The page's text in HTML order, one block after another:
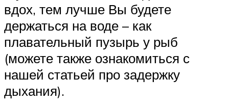
вдох, тем лучше Вы будете
держаться на воде – как
плавательный пузырь у рыб
(можете также ознакомиться с
нашей статьей про задержку
дыхания).